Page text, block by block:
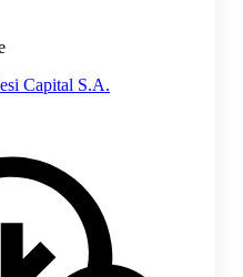
Capital S.A.